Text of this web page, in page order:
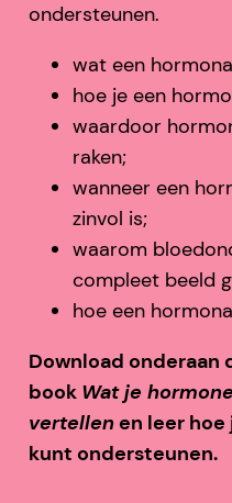
ondersteunen.
wat een
hoe je een
waardoor
raken;
wanneer een
zinvol is;
waarom
compleet beeld
hoe een
Download onderaan
book Wat je
vertellenen leer hoe
kunt ondersteunen.